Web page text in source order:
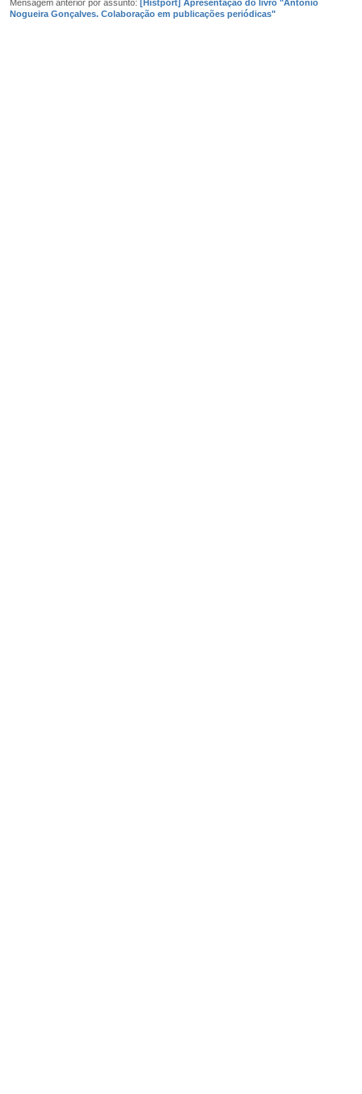
Mensagem anterior por assunto:
[Histport] Apresentação do livro "António
Nogueira Gonçalves. Colaboração em publicações periódicas"